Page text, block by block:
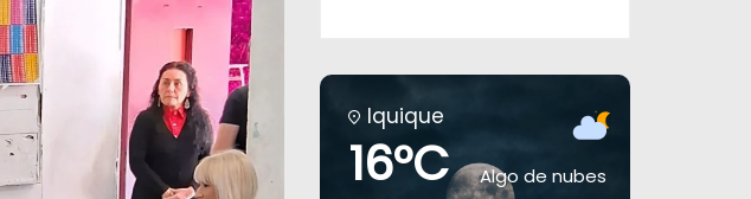
Iquique
16°C Algo de nubes